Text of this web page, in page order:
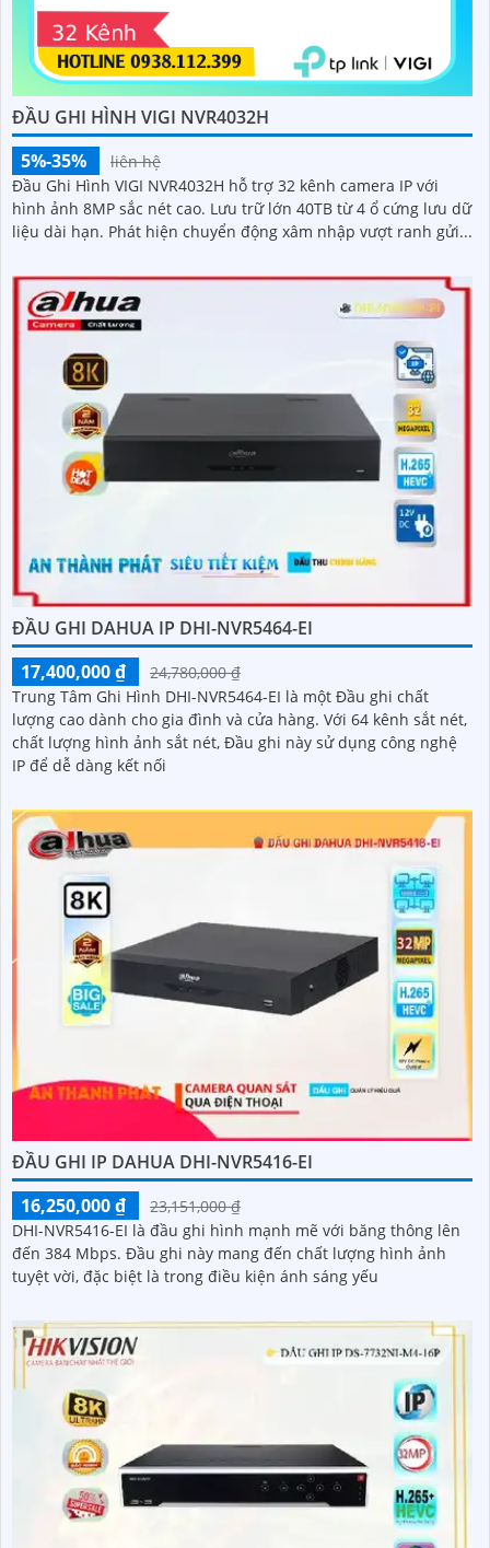
ĐẦU GHI HÌNH VIGI NVR4032H
5%-35%
liên hệ
Đầu Ghi Hình VIGI NVR4032H hỗ trợ 32 kênh camera IP với
hình ảnh 8MP sắc nét cao. Lưu trữ lớn 40TB từ 4 ổ cứng lưu dữ
liệu dài hạn. Phát hiện chuyển động xâm nhập vượt ranh gửi...
ĐẦU GHI DAHUA IP DHI-NVR5464-EI
17,400,000 ₫
24,780,000 ₫
Trung Tâm Ghi Hình DHI-NVR5464-EI là một Đầu ghi chất
lượng cao dành cho gia đình và cửa hàng. Với 64 kênh sắt nét,
chất lượng hình ảnh sắt nét, Đầu ghi này sử dụng công nghệ
IP để dễ dàng kết nối
ĐẦU GHI IP DAHUA DHI-NVR5416-EI
16,250,000 ₫
23,151,000 ₫
DHI-NVR5416-EI là đầu ghi hình mạnh mẽ với băng thông lên
đến 384 Mbps. Đầu ghi này mang đến chất lượng hình ảnh
tuyệt vời, đặc biệt là trong điều kiện ánh sáng yếu